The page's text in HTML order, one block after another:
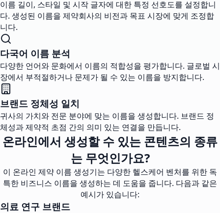
이름 길이, 스타일 및 시작 글자에 대한 특정 선호도를 설정합니
다. 생성된 이름을 제약회사의 비전과 목표 시장에 맞게 조정합
니다.
다국어 이름 분석
다양한 언어와 문화에서 이름의 적합성을 평가합니다. 글로벌 시
장에서 부적절하거나 문제가 될 수 있는 이름을 방지합니다.
브랜드 정체성 일치
귀사의 가치와 전문 분야에 맞는 이름을 생성합니다. 브랜드 정
체성과 제약적 초점 간의 의미 있는 연결을 만듭니다.
온라인에서 생성할 수 있는 콘텐츠의 종류
는 무엇인가요?
이 온라인 제약 이름 생성기는 다양한 헬스케어 벤처를 위한 독
특한 비즈니스 이름을 생성하는 데 도움을 줍니다. 다음과 같은
예시가 있습니다:
의료 연구 브랜드